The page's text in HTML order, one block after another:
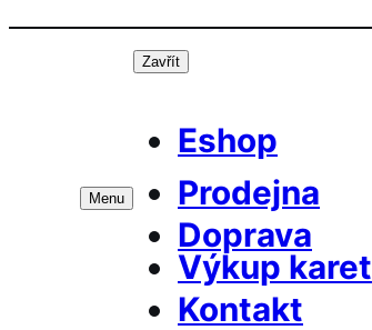
Přeskočit
Menu
Zavřít
Eshop
Prodejna
Doprava
Výkup karet
Kontakt